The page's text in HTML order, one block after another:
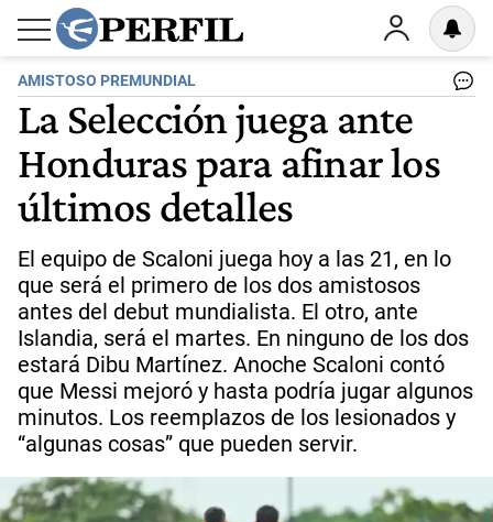
AMISTOSO PREMUNDIAL
La Selección juega ante
Honduras para afinar los
últimos detalles
El equipo de Scaloni juega hoy a las 21, en lo
que será el primero de los dos amistosos
antes del debut mundialista. El otro, ante
Islandia, será el martes. En ninguno de los dos
estará Dibu Martínez. Anoche Scaloni contó
que Messi mejoró y hasta podría jugar algunos
minutos. Los reemplazos de los lesionados y
“algunas cosas” que pueden servir.